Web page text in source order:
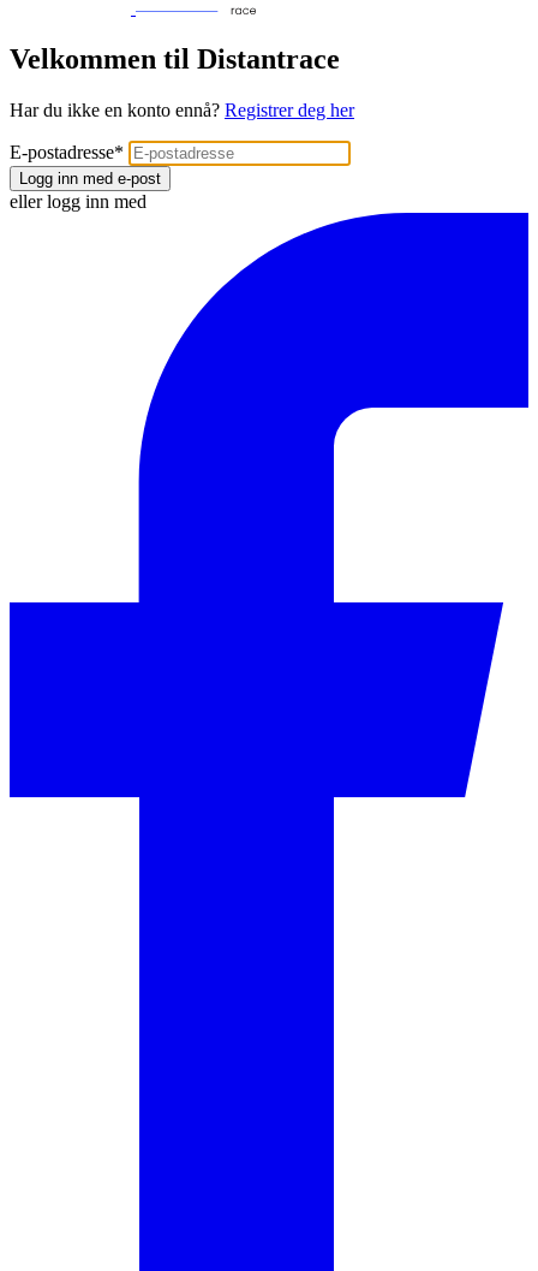
Velkommen til Distantrace
Har du ikke en konto ennå? Registrer deg her
E-postadresse*
Logg inn med e-post
eller logg inn med